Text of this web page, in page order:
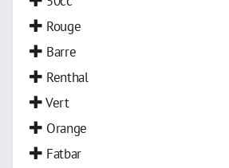
Rouge
Barre
Renthal
Vert
Orange
Fatbar